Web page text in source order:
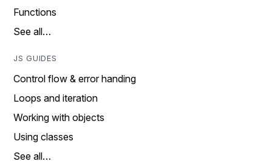
Functions
See all…
JS GUIDES
Control flow & error handing
Loops and iteration
Working with objects
Using classes
See all…